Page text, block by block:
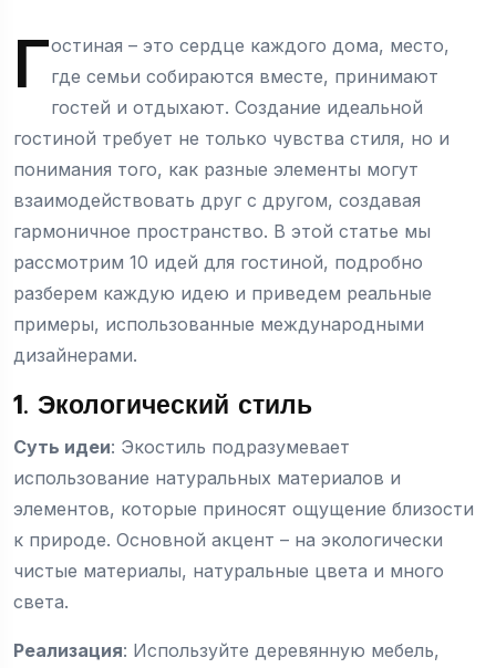
Гостиная – это сердце каждого дома, место,
где семьи собираются вместе, принимают
гостей и отдыхают. Создание идеальной
гостиной требует не только чувства стиля, но и
понимания того, как разные элементы могут
взаимодействовать друг с другом, создавая
гармоничное пространство. В этой статье мы
рассмотрим 10 идей для гостиной, подробно
разберем каждую идею и приведем реальные
примеры, использованные международными
дизайнерами.
1. Экологический стиль
Суть идеи: Экостиль подразумевает
использование натуральных материалов и
элементов, которые приносят ощущение близости
к природе. Основной акцент – на экологически
чистые материалы, натуральные цвета и много
света.
Реализация: Используйте деревянную мебель,